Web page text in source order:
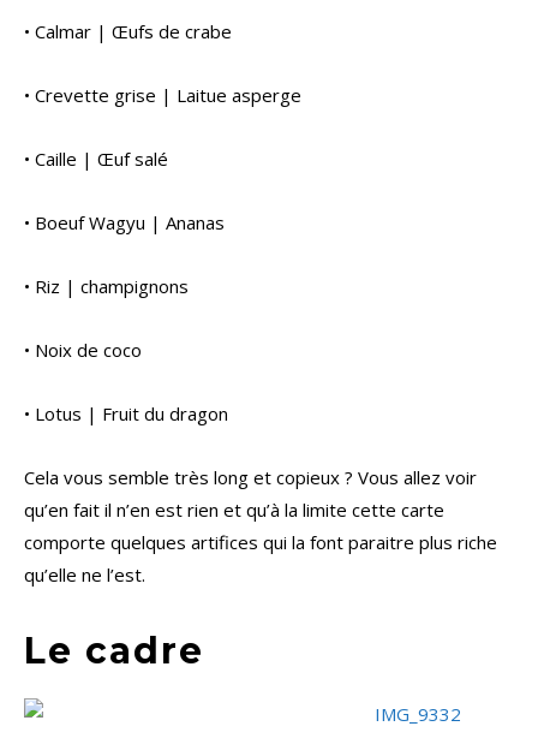
• Calmar | Œufs de crabe
• Crevette grise | Laitue asperge
• Caille | Œuf salé
• Boeuf Wagyu | Ananas
• Riz | champignons
• Noix de coco
• Lotus | Fruit du dragon
Cela vous semble très long et copieux ? Vous allez voir
qu’en fait il n’en est rien et qu’à la limite cette carte
comporte quelques artifices qui la font paraitre plus riche
qu’elle ne l’est.
Le cadre